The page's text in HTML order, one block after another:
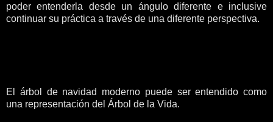
poder entenderla desde un ángulo diferente e inclusive
continuar su práctica a través de una diferente perspectiva.
El árbol de navidad moderno puede ser entendido como
una representación del Árbol de la Vida.